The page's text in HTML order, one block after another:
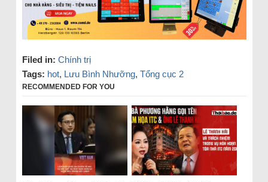
Filed in: Chính trị
Tags: hot, Lưu Bình Nhưỡng, Tổng cục 2
RECOMMENDED FOR YOU